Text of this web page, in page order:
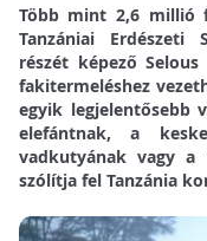
Több mint 2,6 millió
Tanzániai Erdészeti
részét képező
fakitermeléshez
egyik legjelentősebb
elefántnak, a
vadkutyának vagy a
szólítja fel Tanzánia